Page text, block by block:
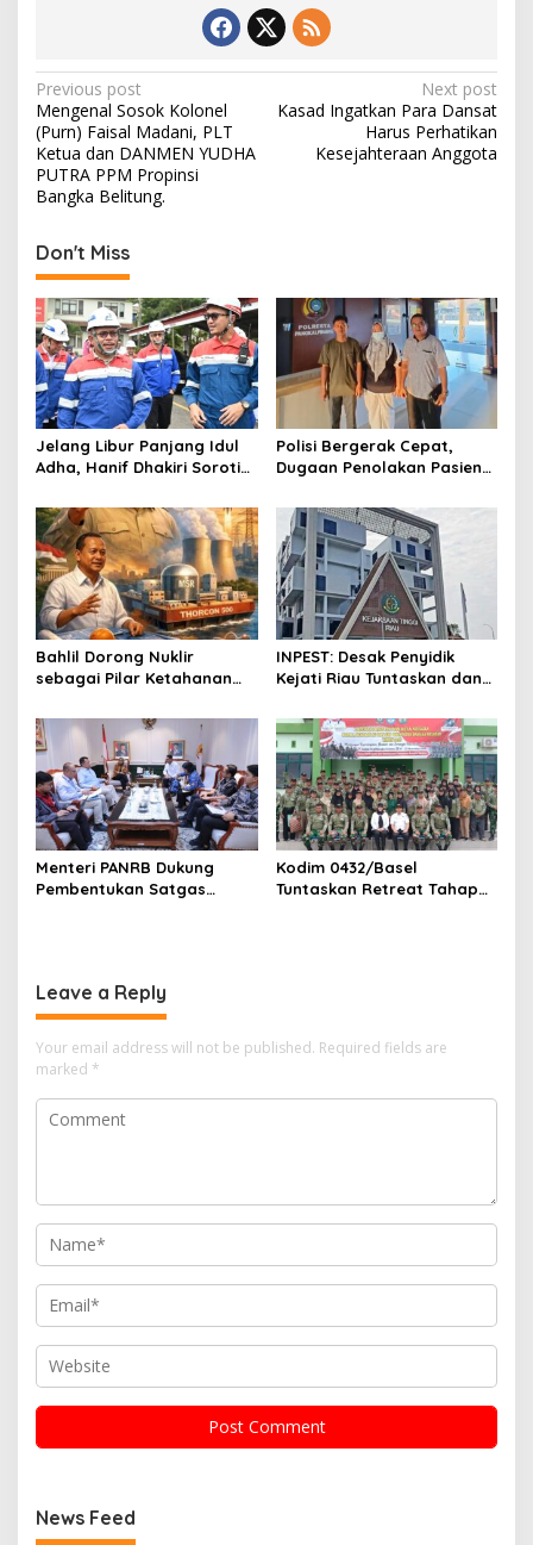
P
o
s
t
a
v
i
g
a
t
i
n
Previous post
Mengenal Sosok Kolonel
(Purn) Faisal Madani, PLT
Ketua dan DANMEN YUDHA
PUTRA PPM Propinsi
Bangka Belitung.
Next post
Kasad Ingatkan Para Dansat
Harus Perhatikan
Kesejahteraan Anggota
Don't Miss
Jelang Libur Panjang Idul
Adha, Hanif Dhakiri Soroti
BBM Bersubsidi
Polisi Bergerak Cepat,
Dugaan Penolakan Pasien
Diusut Serius
Bahlil Dorong Nuklir
sebagai Pilar Ketahanan
INPEST: Desak Penyidik
Kejati Riau Tuntaskan dan
SPRH Rohil
Menteri PANRB Dukung
Pembentukan Satgas
Kodim 0432/Basel
Tuntaskan Retreat Tahap
Leave a Reply
Your email address will not be published. Required fields are
marked *
News Feed